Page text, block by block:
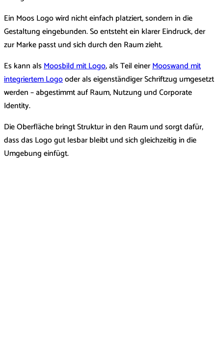
Ein Moos Logo wird nicht einfach platziert, sondern in die
Gestaltung eingebunden. So entsteht ein klarer Eindruck, der
zur Marke passt und sich durch den Raum zieht.
Es kann alsMoosbild mit Logo, als Teil einerMooswand mit
integriertem Logooder als eigenständiger Schriftzug umgesetzt
werden – abgestimmt auf Raum, Nutzung und Corporate
Identity.
Die Oberfläche bringt Struktur in den Raum und sorgt dafür,
dass das Logo gut lesbar bleibt und sich gleichzeitig in die
Umgebung einfügt.